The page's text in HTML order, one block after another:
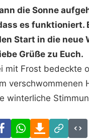
die Sonne
es funktioniert.
Start in die neue
Grüße zu Euch.
mit Frost bedeckte
verschwommenen
winterliche
FacebookWhatsAppDownload
Link